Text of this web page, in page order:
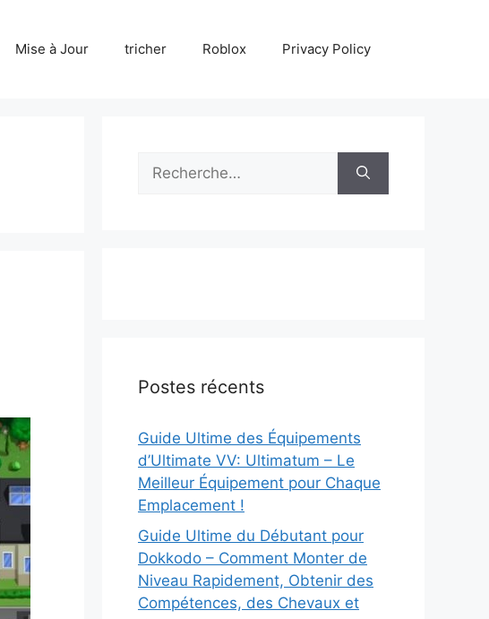
Mise à Jour tricher Roblox Privacy Policy
Rechercher :
Postes récents
Guide Ultime des Équipements
d’Ultimate VV: Ultimatum – Le
Meilleur Équipement pour Chaque
Emplacement !
Guide Ultime du Débutant pour
Dokkodo – Comment Monter de
Niveau Rapidement, Obtenir des
Compétences, des Chevaux et